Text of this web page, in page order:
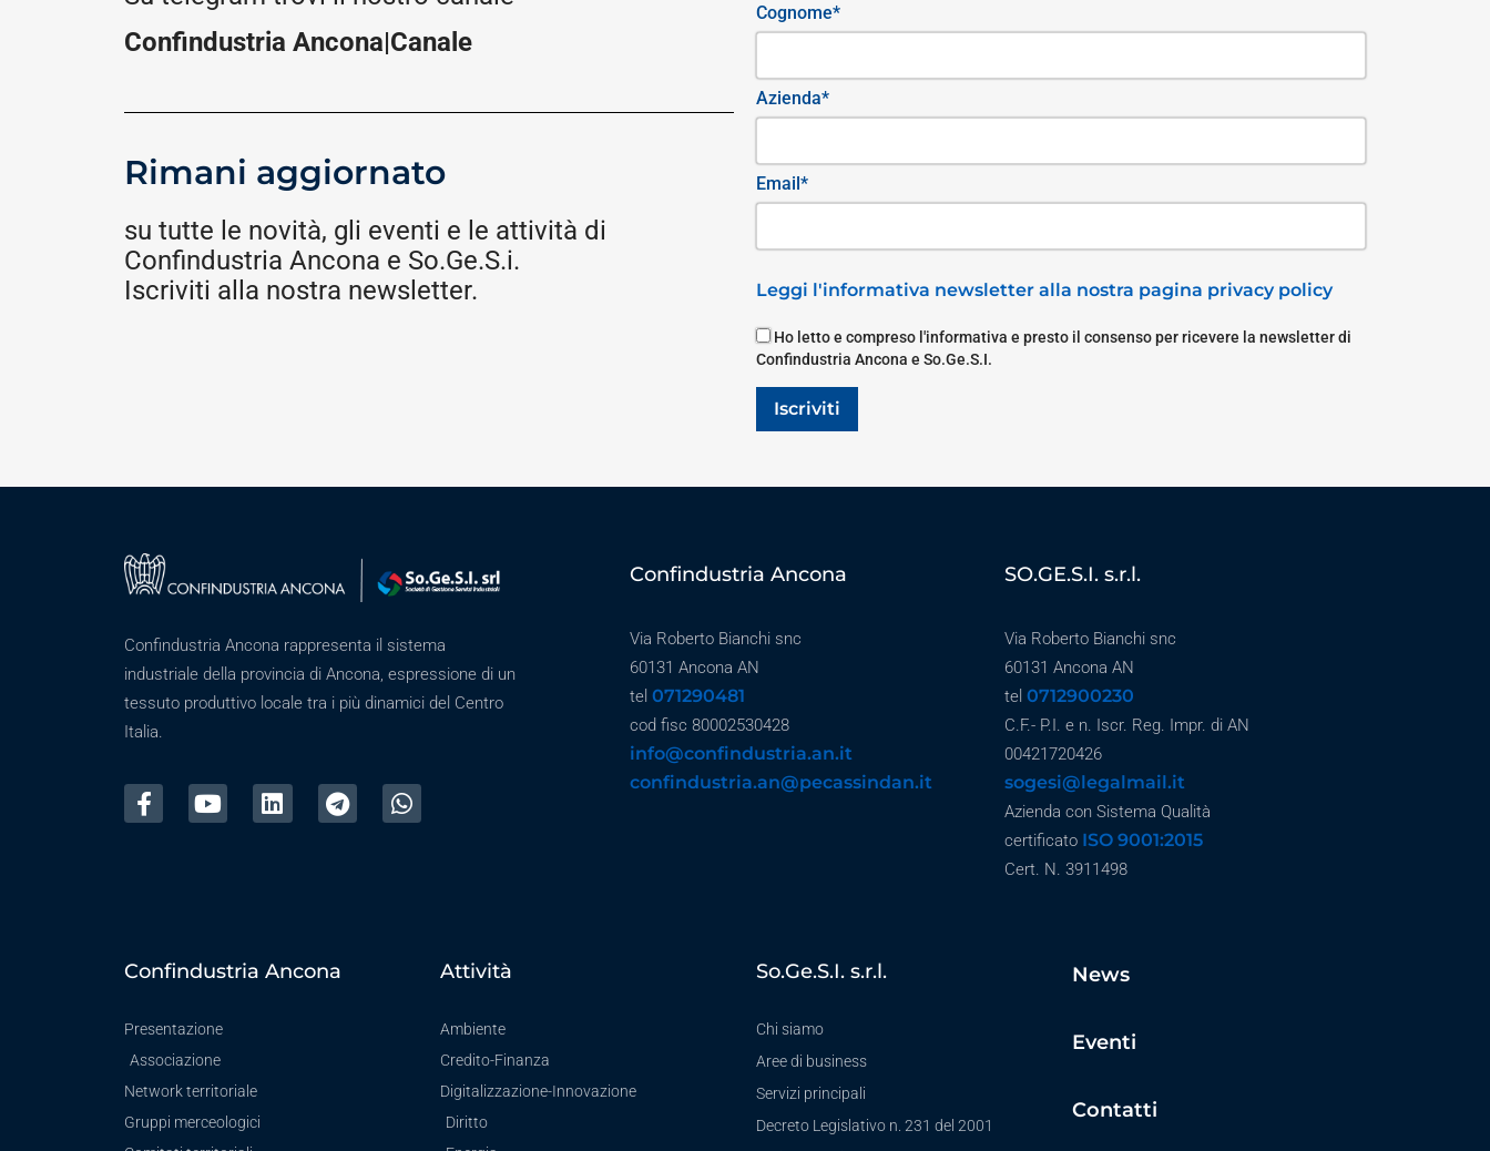
Confindustria Ancona|Canale
Rimani aggiornato
su tutte le novità, gli eventi e le attività di
Confindustria Ancona e So.Ge.S.i.
Iscriviti alla nostra newsletter.
Cognome*
Azienda*
Email*
Leggi l'informativa newsletter alla nostra pagina privacy policy
Ho letto e compreso l'informativa e presto il consenso per ricevere la newsletter di
Confindustria Ancona e So.Ge.S.I.
Iscriviti
Confindustria Ancona rappresenta il sistema
industriale della provincia di Ancona, espressione di un
tessuto produttivo locale tra i più dinamici del Centro
Italia.
Confindustria Ancona
Via Roberto Bianchi snc
60131 Ancona AN
tel 071290481
cod fisc 80002530428
info@confindustria.an.it
confindustria.an@pecassindan.it
SO.GE.S.I. s.r.l.
Via Roberto Bianchi snc
60131 Ancona AN
tel 0712900230
C.F.- P.I. e n. Iscr. Reg. Impr. di AN
00421720426
sogesi@legalmail.it
Azienda con Sistema Qualità
certificato ISO 9001:2015
Cert. N. 3911498
Confindustria Ancona
Presentazione
Associazione
Network territoriale
Gruppi merceologici
Attività
Ambiente
Credito-Finanza
Digitalizzazione-Innovazione
Diritto
So.Ge.S.I. s.r.l.
Chi siamo
Aree di business
Servizi principali
Decreto Legislativo n. 231 del 2001
News
Eventi
Contatti